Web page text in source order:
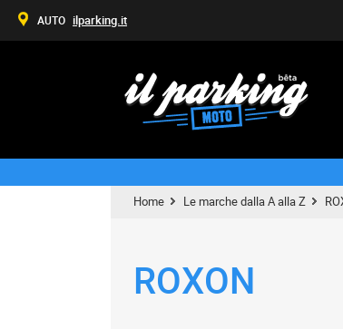
Home Le marche dalla A alla Z
ROXON
AUTO ilparking.it